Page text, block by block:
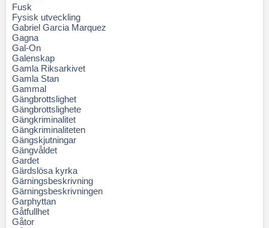
Fusk
Fysisk utveckling
Gabriel Garcia Marquez
Gagna
Gal-On
Galenskap
Gamla Riksarkivet
Gamla Stan
Gammal
Gängbrottslighet
Gängbrottslighete
Gängkriminalitet
Gängkriminaliteten
Gängskjutningar
Gängvåldet
Gardet
Gärdslösa kyrka
Gärningsbeskrivning
Gärningsbeskrivningen
Garphyttan
Gåtfullhet
Gåtor